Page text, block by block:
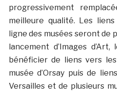
progressivement
meilleure qualité. Les
ligne des musées seront de
lancement d’Images
bénéficier de liens vers
musée d’Orsay puis de
Versailles et de plusieurs